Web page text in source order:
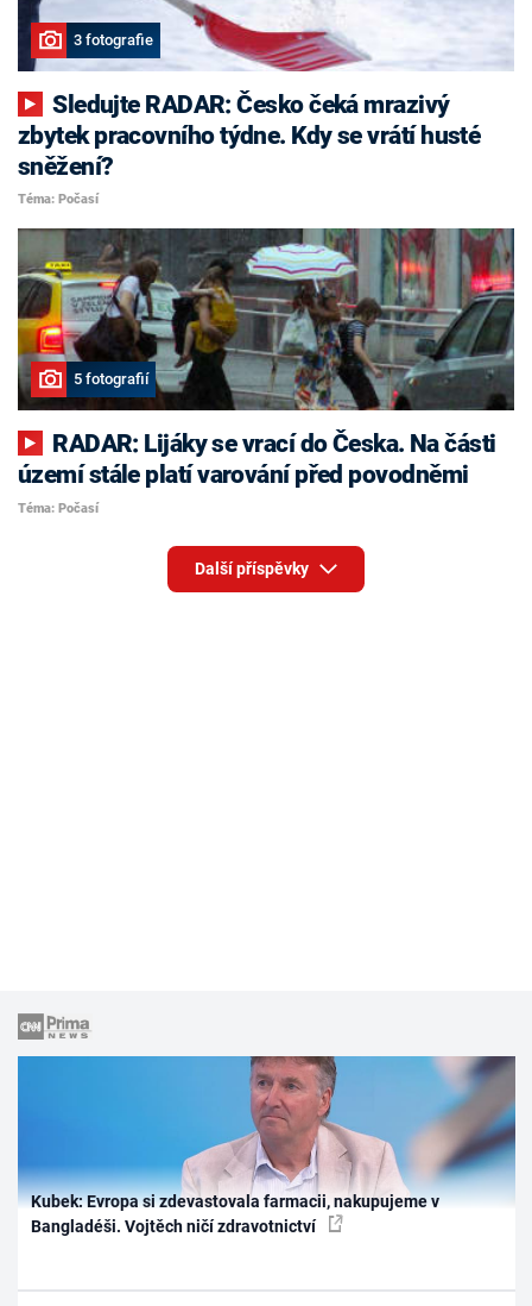
3 fotografie
Sledujte RADAR: Česko čeká mrazivý
zbytek pracovního týdne. Kdy se vrátí husté
sněžení?
Téma: Počasí
5 fotografií
území stále platí varování před povodněmi
Téma: Počasí
Další příspěvky
Kubek: Evropa si zdevastovala farmacii, nakupujeme v
Bangladéši. Vojtěch ničí zdravotnictví